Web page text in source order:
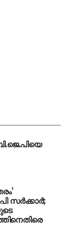
സര്‍ക്കാര്‍;